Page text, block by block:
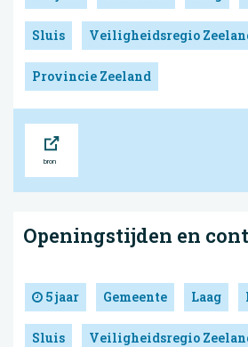
Sluis Veiligheidsregio
Provincie Zeeland
Openingstijden en
5 jaar Gemeente Laag
Sluis Veiligheidsregio